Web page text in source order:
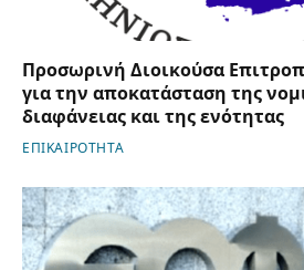
Προσωρινή Διοικούσα
για την αποκατάσταση της
διαφάνειας και της ενότητας
ΕΠΙΚΑΙΡΟΤΗΤΑ